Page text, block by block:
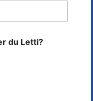
du Letti?